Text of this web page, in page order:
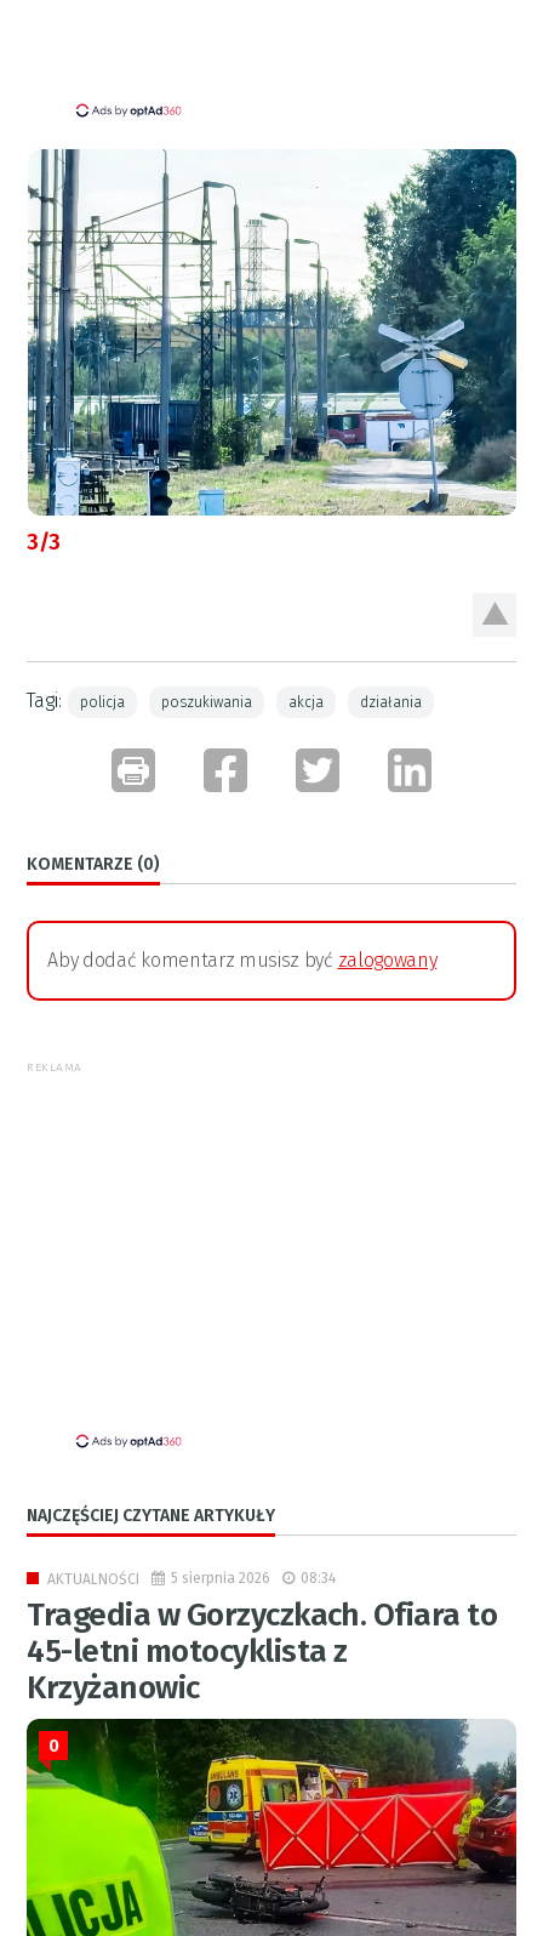
3/3
Tagi: policja poszukiwania akcja działania
KOMENTARZE (0)
Aby dodać komentarz musisz być zalogowany
REKLAMA
NAJCZĘŚCIEJ CZYTANE ARTYKUŁY
AKTUALNOŚCI 5 sierpnia 2026 08:34
Tragedia w Gorzyczkach. Ofiara to
45-letni motocyklista z
Krzyżanowic
0